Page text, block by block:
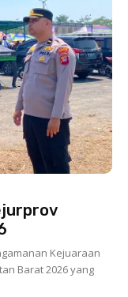
Kejuaraan
Barat 2026 yang